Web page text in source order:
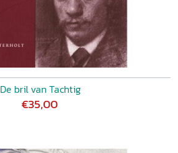
De bril van Tachtig
€35,00